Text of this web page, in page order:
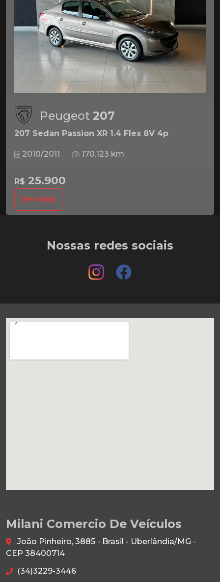
Peugeot 207
207 Sedan Passion XR 1.4 Flex 8V 4p
2010/2011 170.123 km
R$ 25.900
Ver mais
Nossas redes sociais
Milani Comercio De Veículos
João Pinheiro, 3885 - Brasil - Uberlândia/MG -
CEP 38400714
(34)3229-3446